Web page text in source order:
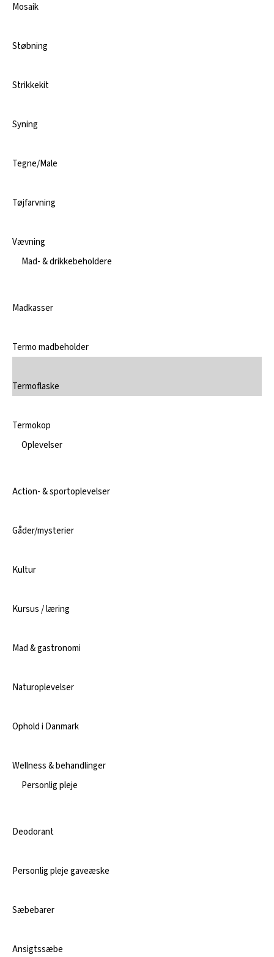
Mosaik
Støbning
Strikkekit
Syning
Tegne/Male
Tøjfarvning
Vævning
Mad- & drikkebeholdere
Madkasser
Termo madbeholder
Termoflaske
Termokop
Oplevelser
Action- & sportoplevelser
Gåder/mysterier
Kultur
Kursus / læring
Mad & gastronomi
Naturoplevelser
Ophold i Danmark
Wellness & behandlinger
Personlig pleje
Deodorant
Personlig pleje gaveæske
Sæbebarer
Ansigtssæbe